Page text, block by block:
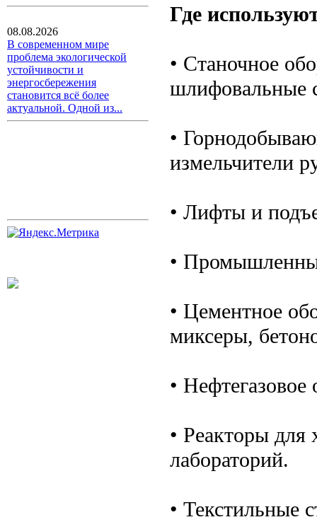
08.08.2026
В современном мире
проблема экологической
устойчивости и
энергосбережения
становится всё более
актуальной. Одной из...
Где
• Станочное
шлифовальные
•
измельчители
• Лифты и
•
• Цементное
миксеры,
•
• Реакторы
лабораторий.
• Текстильные